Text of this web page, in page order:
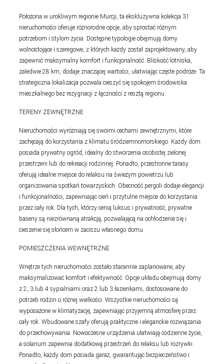
Położona w urokliwym regionie Murcji, ta ekskluzywna kolekcja 31
nieruchomości oferuje różnorodne opcje, aby sprostać różnym
potrzebom i stylom życia. Dostępne typologie obejmują domy
wolnostojące i szeregowe, z których każdy został zaprojektowany, aby
zapewnić maksymalny komfort i funkcjonalność. Bliskość lotniska,
zaledwie 28 km, dodaje znaczącej wartości, ułatwiając częste podróże. Ta
strategiczna lokalizacja pozwala cieszyć się spokojem środowiska
mieszkalnego bez rezygnacji z łączności z resztą regionu.
TERENY ZEWNĘTRZNE
Nieruchomości wyróżniają się swoimi cechami zewnętrznymi, które
zachęcają do korzystania z klimatu śródziemnomorskiego. Każdy dom
posiada prywatny ogród, idealny do stworzenia osobistej zielonej
przestrzeni lub do rekreacji rodzinnej. Ponadto, przestronne tarasy
oferują idealne miejsce do relaksu na świeżym powietrzu lub
organizowania spotkań towarzyskich. Obecność pergoli dodaje elegancji
i funkcjonalności, zapewniając cień i przytulne miejsce do korzystania
przez cały rok. Dla tych, którzy cenią luksus i prywatność, prywatne
baseny są niezrównaną atrakcją, pozwalającą na ochłodzenie się i
cieszenie się słońcem w zaciszu własnego domu.
POMIESZCZENIA WEWNĘTRZNE
Wnętrze tych nieruchomości zostało starannie zaplanowane, aby
maksymalizować komfort i efektywność. Opcje układu obejmują domy
z 2, 3 lub 4 sypialniami oraz 2 lub 3 łazienkami, dostosowane do
potrzeb rodzin o różnej wielkości. Wszystkie nieruchomości są
wyposażone w klimatyzację, zapewniając przyjemną atmosferę przez
cały rok. Wbudowane szafy oferują praktyczne i eleganckie rozwiązania
do przechowywania. Nowoczesne urządzenia ułatwiają codzienne życie,
a solarium zapewnia dodatkową przestrzeń do relaksu lub rozrywki.
Ponadto, każdy dom posiada garaż, gwarantując bezpieczeństwo i